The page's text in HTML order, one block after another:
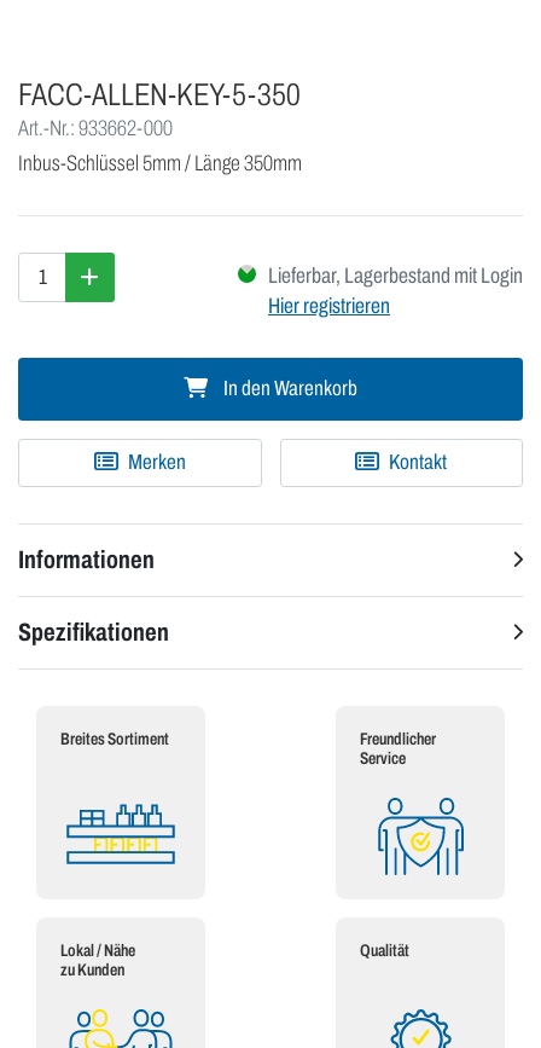
FACC-ALLEN-KEY-5-350
Art.-Nr.: 933662-000
Inbus-Schlüssel 5mm / Länge 350mm
Lieferbar, Lagerbestand mit Login
Hier registrieren
In den Warenkorb
Merken Kontakt
Informationen
Spezifikationen
Breites Sortiment
Freundlicher
Service
Lokal / Nähe
zu Kunden
Qualität